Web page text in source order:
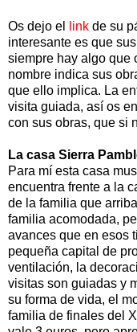
Os dejo el link de su
interesante es que
siempre hay algo que
nombre indica sus
que ello implica. La
visita guiada, así os
con sus obras, que si
La casa Sierra
Para mí esta casa
encuentra frente a la
de la familia que
familia acomodada,
avances que en esos
pequeña capital de
ventilación, la
visitas son guiadas y
su forma de vida, el
familia de finales del